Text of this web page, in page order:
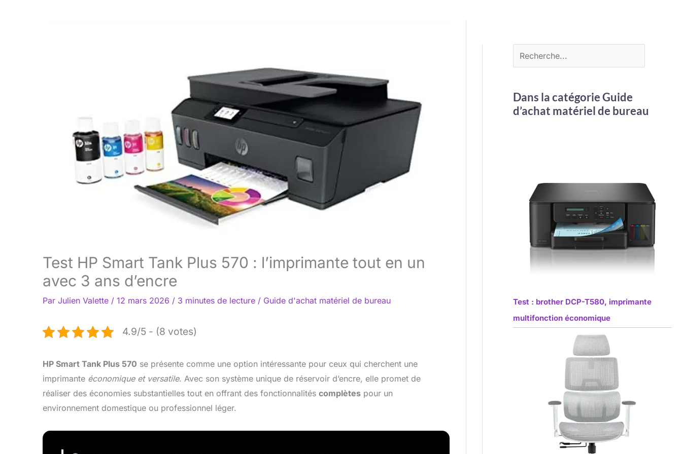
Test HP Smart Tank Plus 570 : l’imprimante tout en un
avec 3 ans d’encre
Par Julien Valette / 12 mars 2026 / 3 minutes de lecture / Guide d'achat matériel de bureau
4.9/5 - (8 votes)
HP Smart Tank Plus 570 se présente comme une option intéressante pour ceux qui cherchent une
imprimante économique et versatile. Avec son système unique de réservoir d’encre, elle promet de
réaliser des économies substantielles tout en offrant des fonctionnalités complètes pour un
environnement domestique ou professionnel léger.
Dans la catégorie Guide
d’achat matériel de bureau
Test : brother DCP-T580, imprimante
multifonction économique